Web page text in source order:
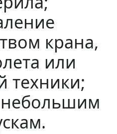
крана,
или
техники;